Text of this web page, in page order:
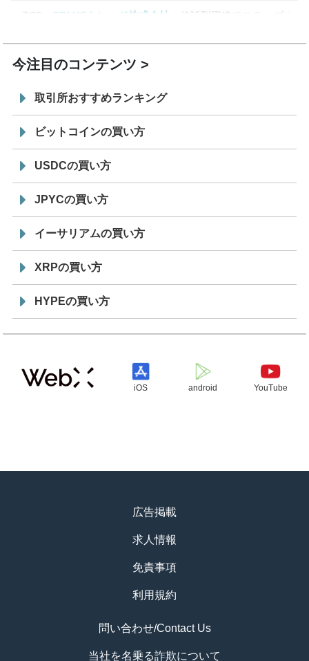
7/29
SBI VCトレード株式会社
信託型円建てステーブル
今注目のコンテンツ
取引所おすすめランキング
ビットコインの買い方
USDCの買い方
JPYCの買い方
イーサリアムの買い方
XRPの買い方
HYPEの買い方
iOS android YouTube
広告掲載
求人情報
免責事項
利用規約
問い合わせ/Contact Us
当社を名乗る詐欺について